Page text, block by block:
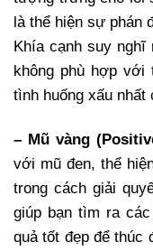
là thể hiện sự phán
Khía cạnh suy nghĩ
không phù hợp với
tình huống xấu nhất
– Mũ vàng
với mũ đen, thể
trong cách giải
giúp bạn tìm ra
quả tốt đẹp để thúc